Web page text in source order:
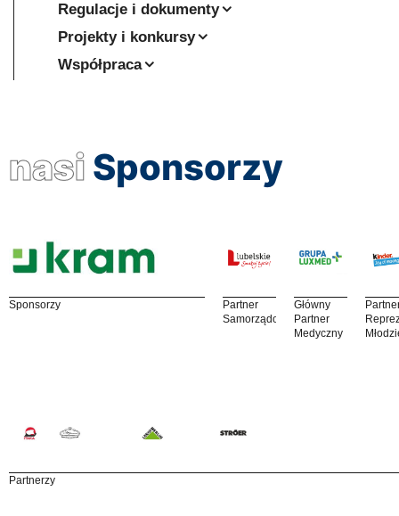
Regulacje i dokumenty
Projekty i konkursy
Współpraca
nasi Sponsorzy
Sponsorzy
Partner
Samorządowy
Główny
Partner
Medyczny
Partnerzy